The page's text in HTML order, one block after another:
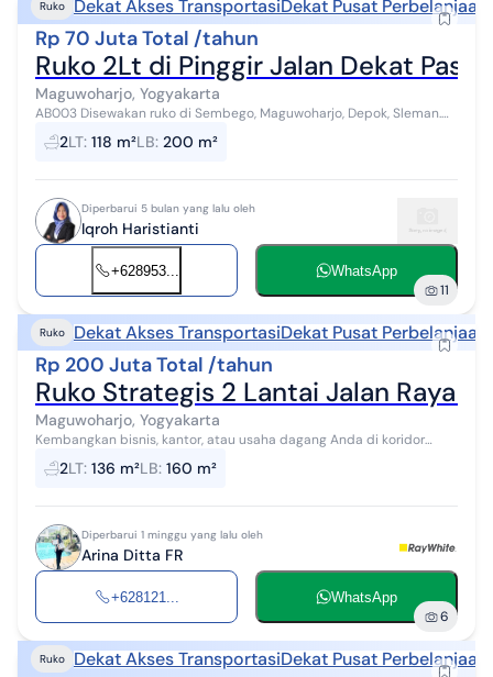
Ruko Dekat Akses TransportasiDekat Pusat Perbelanjaan
Rp 70 Juta Total /tahun
Ruko 2Lt di Pinggir Jalan Dekat
Maguwoharjo, Yogyakarta
AB003 Disewakan ruko di Sembego, Maguwoharjo, Depok, Sleman.
Ruko ini berada dipinggir jalan raya, akses jalan bagus dan ramai,
mudah dijangkau da...
2LT: 118 m²LB: 200 m²
Diperbarui 5 bulan yang lalu oleh
Iqroh Haristianti
+628953... WhatsApp
11
Ruko Dekat Akses TransportasiDekat Pusat Perbelanjaan
Rp 200 Juta Total /tahun
Ruko Strategis 2 Lantai Jalan Raya
Maguwoharjo, Yogyakarta
Kembangkan bisnis, kantor, atau usaha dagang Anda di koridor
bisnis paling ramai dan strategis di Yogyakarta. Disewakan satu unit
Rumah Toko (Ruko)...
2LT: 136 m²LB: 160 m²
Diperbarui 1 minggu yang lalu oleh
Arina Ditta FR
+628121... WhatsApp
6
Ruko Dekat Akses TransportasiDekat Pusat Perbelanjaan